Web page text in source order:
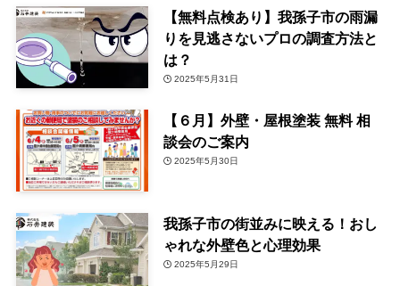
【無料点検あり】我孫子市の雨漏
りを見逃さないプロの調査方法と
は？
2025年5月31日
【６月】外壁・屋根塗装 無料 相
談会のご案内
2025年5月30日
我孫子市の街並みに映える！おし
ゃれな外壁色と心理効果
2025年5月29日